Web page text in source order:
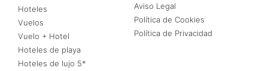
Hoteles
Vuelos
Vuelo + Hotel
Hoteles de playa
Hoteles de lujo 5*
Aviso Legal
Política de Cookies
Política de Privacidad